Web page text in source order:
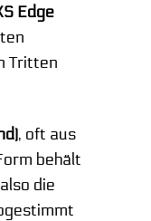
Edge
Tritten
, oft aus
behält
die